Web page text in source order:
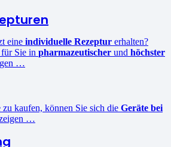
eine individuelle Rezeptur erhalten?
Sie in pharmazeutischer und höchster
…
zu kaufen, können Sie sich die Geräte bei
…